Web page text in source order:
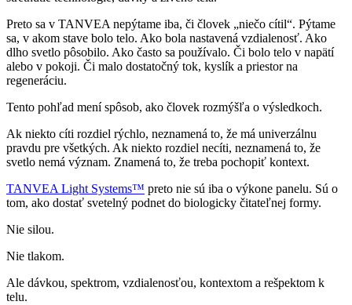
Preto sa v TANVEA nepýtame iba, či človek „niečo cítil“. Pýtame
sa, v akom stave bolo telo. Ako bola nastavená vzdialenosť. Ako
dlho svetlo pôsobilo. Ako často sa používalo. Či bolo telo v napätí
alebo v pokoji. Či malo dostatočný tok, kyslík a priestor na
regeneráciu.
Tento pohľad mení spôsob, ako človek rozmýšľa o výsledkoch.
Ak niekto cíti rozdiel rýchlo, neznamená to, že má univerzálnu
pravdu pre všetkých. Ak niekto rozdiel necíti, neznamená to, že
svetlo nemá význam. Znamená to, že treba pochopiť kontext.
TANVEA Light Systems™ preto nie sú iba o výkone panelu. Sú o
tom, ako dostať svetelný podnet do biologicky čitateľnej formy.
Nie silou.
Nie tlakom.
Ale dávkou, spektrom, vzdialenosťou, kontextom a rešpektom k
telu.